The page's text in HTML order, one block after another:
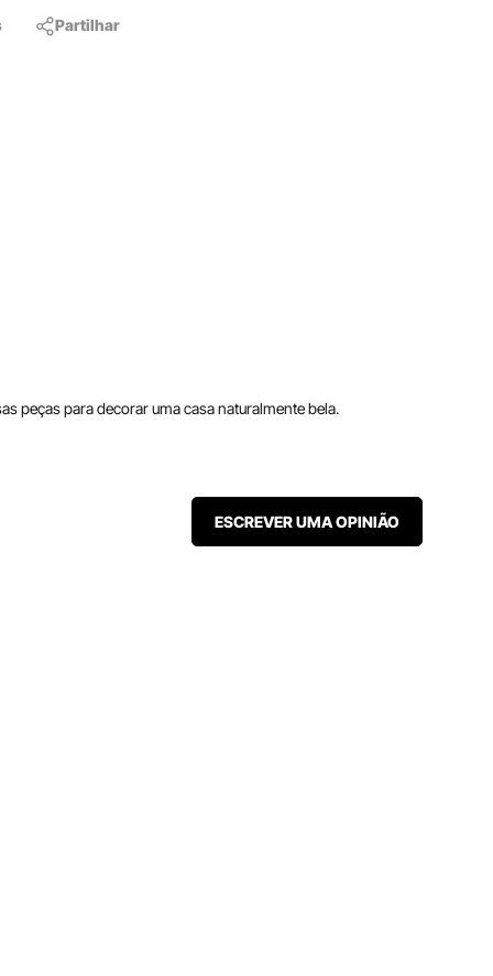
Partilhar
peças para decorar uma casa naturalmente bela.
ESCREVER UMA OPINIÃO